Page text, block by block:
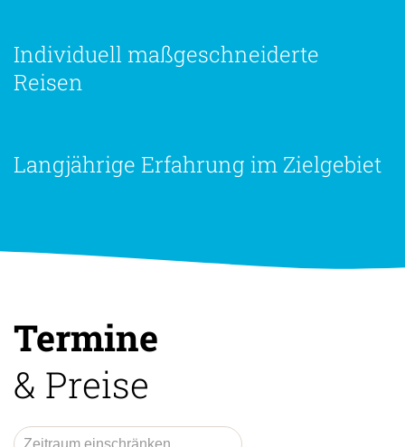
Individuell maßgeschneiderte
Reisen
Langjährige Erfahrung im Zielgebiet
Termine
& Preise